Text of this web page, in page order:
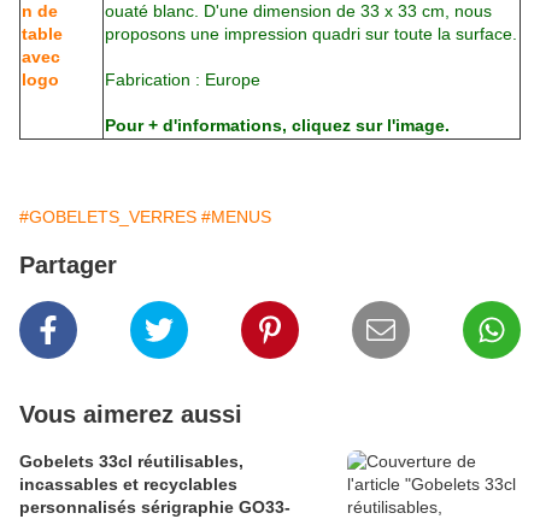
ouaté blanc. D'une dimension de 33 x 33 cm, nous
proposons une impression quadri sur toute la surface.
Fabrication : Europe
Pour + d'informations, cliquez sur l'image.
#GOBELETS_VERRES #MENUS
Partager
Vous aimerez aussi
Gobelets 33cl réutilisables,
incassables et recyclables
personnalisés sérigraphie GO33-